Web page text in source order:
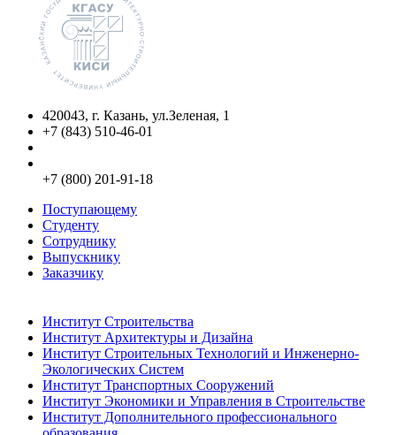
420043, г. Казань, ул.Зеленая, 1
+7 (843) 510-46-01
+7 (800) 201-91-18
Поступающему
Студенту
Сотруднику
Выпускнику
Заказчику
Институт Строительства
Институт Архитектуры и Дизайна
Институт Строительных Технологий и Инженерно-
Экологических Систем
Институт Транспортных Сооружений
Институт Экономики и Управления в Строительстве
Институт Дополнительного профессионального